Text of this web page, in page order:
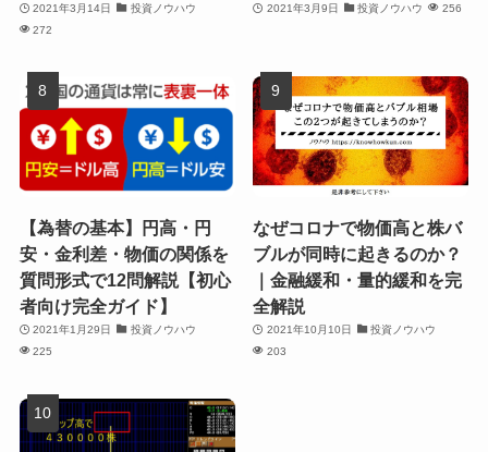
2021年3月14日
投資ノウハウ
272
2021年3月9日 投資ノウハウ 256
【為替の基本】円高・円
安・金利差・物価の関係を
質問形式で12問解説【初心
者向け完全ガイド】
2021年1月29日
投資ノウハウ
225
なぜコロナで物価高と株バ
ブルが同時に起きるのか？
｜金融緩和・量的緩和を完
全解説
2021年10月10日
投資ノウハウ
203